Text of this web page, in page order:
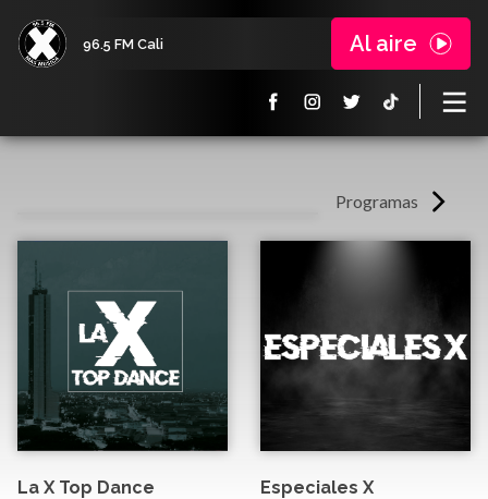
96.5 FM Cali Al aire
Programas
La X Top Dance Especiales X